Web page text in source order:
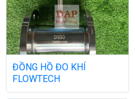
ĐỒNG HỒ ĐO KHÍ
FLOWTECH